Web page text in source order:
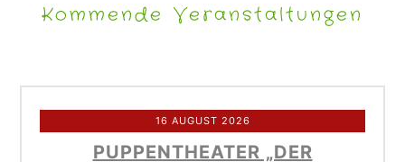
Kommende Veranstaltungen
16 AUGUST 2026
PUPPENTHEATER „DER